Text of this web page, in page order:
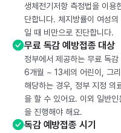
생체전기저항 측정법을 이용
단합니다. 체지방률이 여성
일 때 비만으로 진단합니다.
무료 독감 예방접종 대상
정부에서 제공하는 무료 독
6개월 ~ 13세의 어린이, 그
해당하는 경우, 정부 지정 의
을 할 수 있어요. 이외 일반
을 진행해야 해요.
독감 예방접종 시기